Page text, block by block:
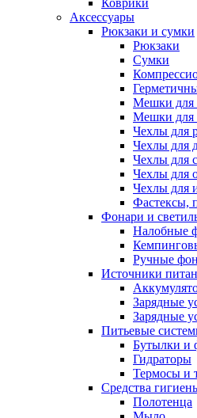
Коврики
Аксессуары
Рюкзаки и сумки
Рюкзаки
Сумки
Мешки для
Мешки для
Чехлы для
Чехлы для
Чехлы для
Чехлы для
Чехлы для
Фастексы,
Фонари и
Налобные
Ручные
Источники
Зарядные
Зарядные
Питьевые
Бутылки и
Гидраторы
Термосы и
Средства
Полотенца